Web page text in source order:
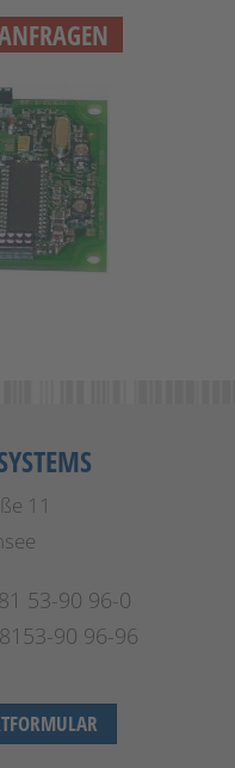
11
53-90 96-0
90 96-96